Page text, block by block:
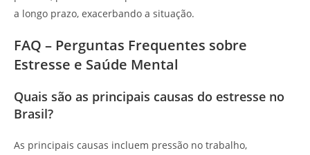
a longo prazo, exacerbando a situação.
FAQ – Perguntas Frequentes sobre
Estresse e Saúde Mental
Quais são as principais causas do estresse no
Brasil?
As principais causas incluem pressão no trabalho,